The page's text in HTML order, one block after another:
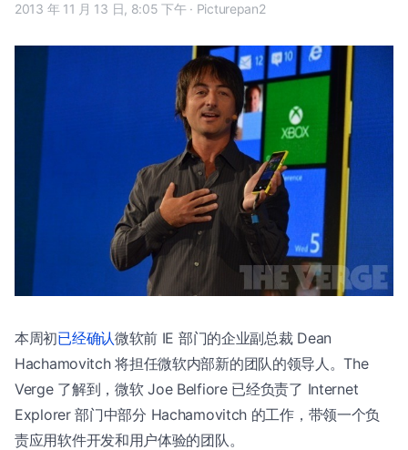
2013 年 11 月 13 日, 8:05 下午 · Picturepan2
本周初已经确认微软前 IE 部门的企业副总裁 Dean
Hachamovitch 将担任微软内部新的团队的领导人。The
Verge 了解到，微软 Joe Belfiore 已经负责了 Internet
Explorer 部门中部分 Hachamovitch 的工作，带领一个负
责应用软件开发和用户体验的团队。